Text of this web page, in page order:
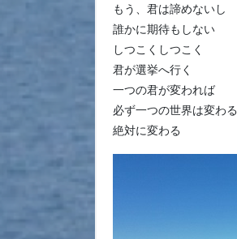
もう、君は諦めないし
誰かに期待もしない
しつこくしつこく
君が選挙へ行く
一つの君が変われば
必ず一つの世界は変わる
絶対に変わる